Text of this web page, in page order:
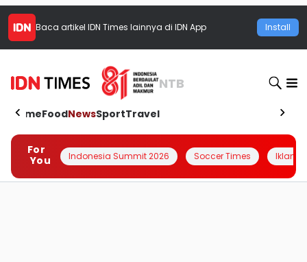
Baca artikel IDN Times lainnya di IDN App Install
NTB
HomeFoodNewsSportTravel
For
You
Indonesia Summit 2026 Soccer Times Iklanin